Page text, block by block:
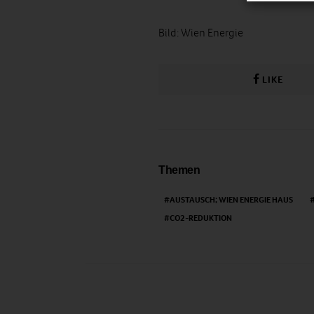
Bild: Wien Energie
LIKE
Themen
AUSTAUSCH; WIEN ENERGIE HAUS
CO2-REDUKTION